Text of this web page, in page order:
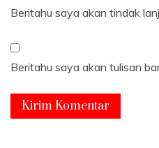
Beritahu saya akan tindak
Beritahu saya akan tulisan